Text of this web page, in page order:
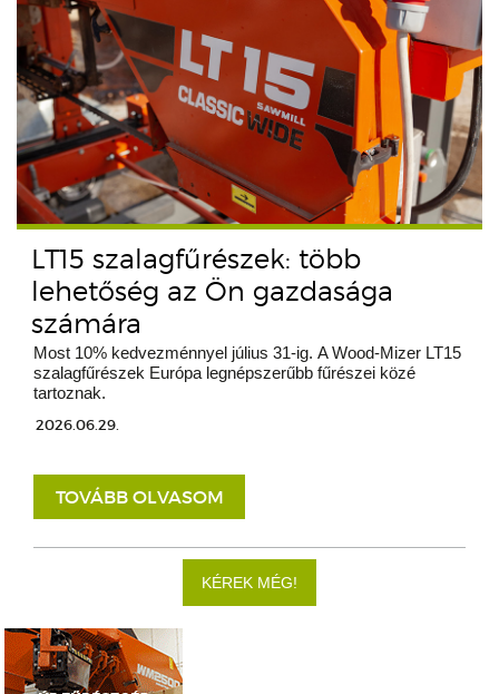
LT15 szalagfűrészek: több
lehetőség az Ön gazdasága
számára
Most 10% kedvezménnyel július 31-ig. A Wood-Mizer LT15
szalagfűrészek Európa legnépszerűbb fűrészei közé
tartoznak.
2026.06.29.
TOVÁBB OLVASOM
KÉREK MÉG!